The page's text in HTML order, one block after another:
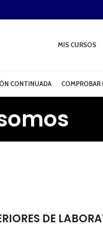
MIS CURSOS
CONTINUADA COMPROBAR
DE